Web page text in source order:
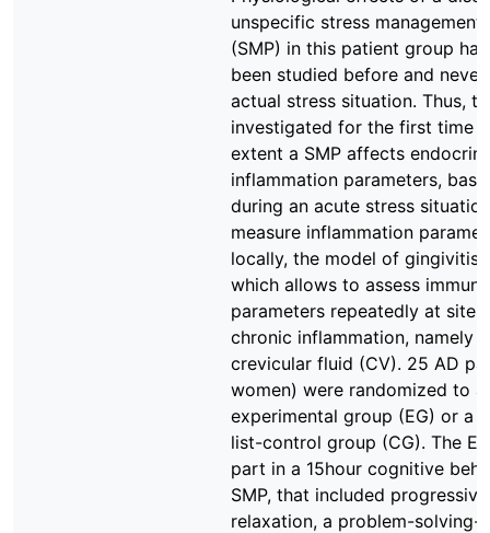
unspecific stress management
(SMP) in this patient group
been studied before and never
actual stress situation. Thus,
investigated for the first time
extent a SMP affects
inflammation parameters,
during an acute stress
measure inflammation
locally, the model of gingivitis
which allows to assess immune
parameters repeatedly at
chronic inflammation, namely
crevicular fluid (CV). 25 AD
women) were randomized to
experimental group (EG) or a
list-control group (CG). The
part in a 15hour cognitive
SMP, that included
relaxation, a problem-solving-